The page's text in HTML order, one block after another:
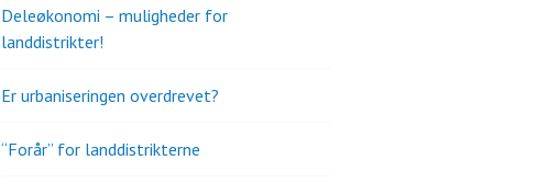
Deleøkonomi – muligheder for
landdistrikter!
Er urbaniseringen overdrevet?
“Forår” for landdistrikterne